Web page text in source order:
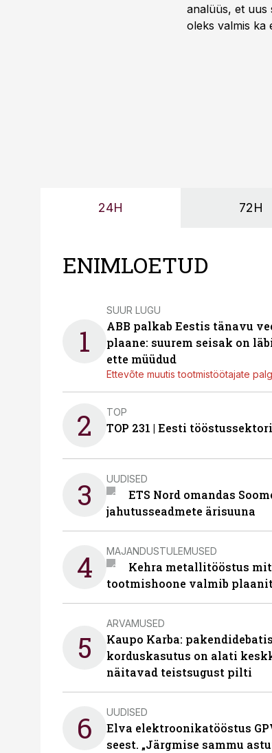
analüüs, et uus
oleks valmis ka
24H 72H
ENIMLOETUD
1
SUUR LUGU
ABB palkab Eestis tänavu
plaane: suurem seisak on
ette müüdud
Ettevõte muutis tootmistöötajate
2 TOP
TOP 231 | Eesti
3 UUDISED
ETS Nord omandas
jahutusseadmete ärisuuna
4 MAJANDUSTULEMUSED
Kehra metallitööstus
tootmishoone valmib
5
ARVAMUSED
Kaupo Karba:
korduskasutus on alati
näitavad teistsugust pilti
6 UUDISED
Elva elektroonikatööstus
seest. „Järgmise sammu